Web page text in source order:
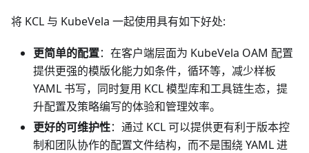
将 KCL 与 KubeVela 一起使用具有如下好处:
更简单的配置：在客户端层面为 KubeVela OAM 配置
提供更强的模版化能力如条件，循环等，减少样板
YAML 书写，同时复用 KCL 模型库和工具链生态，提
升配置及策略编写的体验和管理效率。
更好的可维护性：通过 KCL 可以提供更有利于版本控
制和团队协作的配置文件结构，而不是围绕 YAML 进